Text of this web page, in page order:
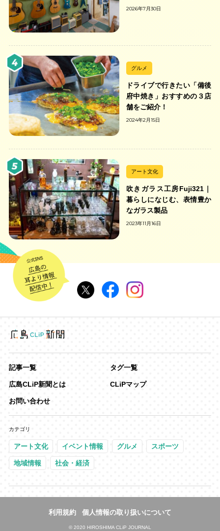
寺」
2026年7月30日
グルメ
ドライブで行きたい「備後
府中焼き」おすすめの３店
舗をご紹介！
2024年2月15日
アート文化
吹きガラス工房Fuji321｜
暮らしになじむ、表情豊か
なガラス製品
2023年11月16日
記事一覧 タグ一覧
広島CLiP新聞とは CLiPマップ
お問い合わせ
カテゴリ
アート文化 イベント情報 グルメ スポーツ
地域情報 社会・経済
利用規約 個人情報の取り扱いについて
©2020 HIROSHIMA CLiP JOURNAL